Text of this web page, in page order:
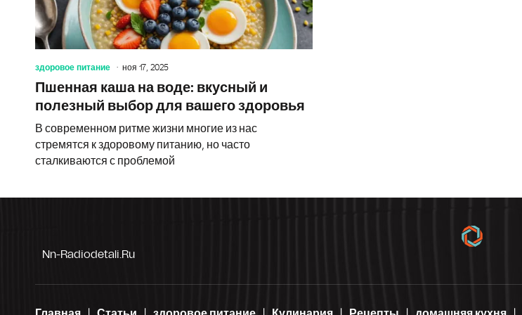
здоровое питание ноя 17, 2025
Пшенная каша на воде: вкусный и
полезный выбор для вашего здоровья
В современном ритме жизни многие из нас
стремятся к здоровому питанию, но часто
сталкиваются с проблемой
Nn-Radiodetali.ru